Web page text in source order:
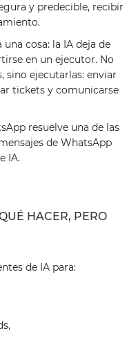
y predecible, recibir
cosa: la IA deja de
en un ejecutor. No
sino ejecutarlas: enviar
tickets y comunicarse
resuelve una de las
de WhatsApp
IA.
HACER, PERO
de IA para: